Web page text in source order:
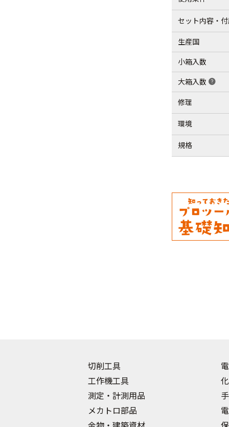
セット内容・
生産国
小箱入数
大箱入数 help
修理
環境
規格
切削工具
工作機工具
測定・計測用品
メカトロ部品